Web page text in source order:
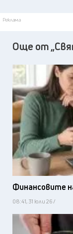
Реклама
Още от
Финансовите
08:41, 31 юли 26 /